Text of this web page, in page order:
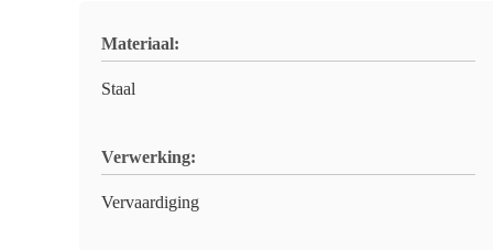
Materiaal:
Staal
Verwerking:
Vervaardiging